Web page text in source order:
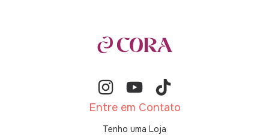
Entre em Contato
Tenho uma Loja